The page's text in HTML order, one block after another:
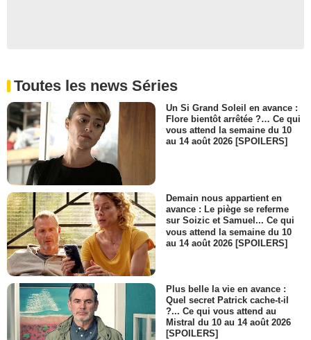
Toutes les news Séries
Un Si Grand Soleil en avance :
Flore bientôt arrêtée ?… Ce qui
vous attend la semaine du 10
au 14 août 2026 [SPOILERS]
Demain nous appartient en
avance : Le piège se referme
sur Soizic et Samuel... Ce qui
vous attend la semaine du 10
au 14 août 2026 [SPOILERS]
Plus belle la vie en avance :
Quel secret Patrick cache-t-il
?... Ce qui vous attend au
Mistral du 10 au 14 août 2026
[SPOILERS]